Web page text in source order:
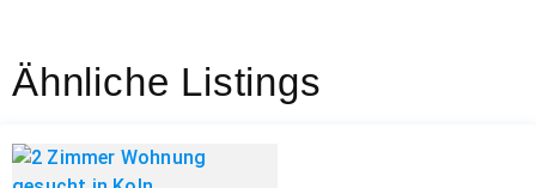
Ähnliche Listings